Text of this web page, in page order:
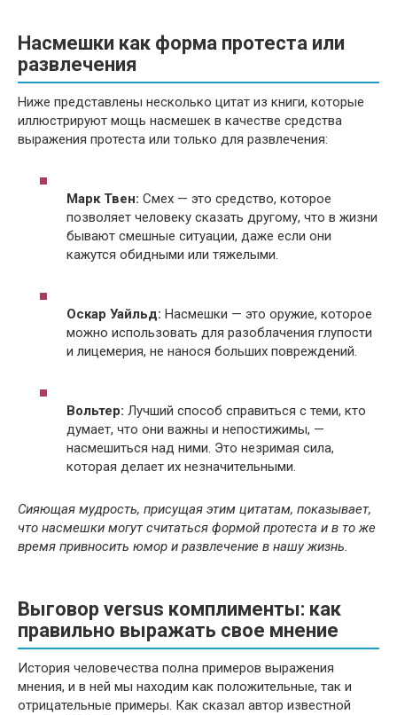
Насмешки как форма протеста или
развлечения
Ниже представлены несколько цитат из книги, которые
иллюстрируют мощь насмешек в качестве средства
выражения протеста или только для развлечения:
Марк Твен: Смех — это средство, которое
позволяет человеку сказать другому, что в жизни
бывают смешные ситуации, даже если они
кажутся обидными или тяжелыми.
Оскар Уайльд: Насмешки — это оружие, которое
можно использовать для разоблачения глупости
и лицемерия, не нанося больших повреждений.
Вольтер: Лучший способ справиться с теми, кто
думает, что они важны и непостижимы, —
насмешиться над ними. Это незримая сила,
которая делает их незначительными.
Сияющая мудрость, присущая этим цитатам, показывает,
что насмешки могут считаться формой протеста и в то же
время привносить юмор и развлечение в нашу жизнь.
Выговор versus комплименты: как
правильно выражать свое мнение
История человечества полна примеров выражения
мнения, и в ней мы находим как положительные, так и
отрицательные примеры. Как сказал автор известной